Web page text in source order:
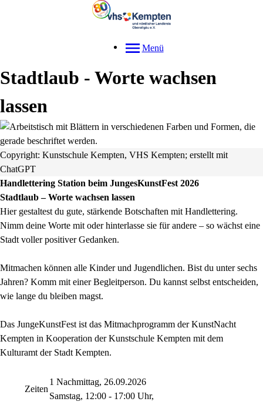
Menü
Stadtlaub - Worte wachsen
lassen
Copyright: Kunstschule Kempten, VHS Kempten; erstellt mit
ChatGPT
Handlettering Station beim JungesKunstFest 2026
Stadtlaub – Worte wachsen lassen
Hier gestaltest du gute, stärkende Botschaften mit Handlettering.
Nimm deine Worte mit oder hinterlasse sie für andere – so wächst eine
Stadt voller positiver Gedanken.
Mitmachen können alle Kinder und Jugendlichen. Bist du unter sechs
Jahren? Komm mit einer Begleitperson. Du kannst selbst entscheiden,
wie lange du bleiben magst.
Das JungeKunstFest ist das Mitmachprogramm der KunstNacht
Kempten in Kooperation der Kunstschule Kempten mit dem
Kulturamt der Stadt Kempten.
Zeiten
1 Nachmittag, 26.09.2026
Samstag, 12:00 - 17:00 Uhr,